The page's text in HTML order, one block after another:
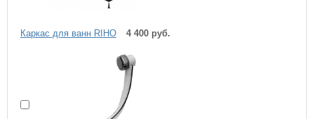
Каркас для ванн RIHO 4 400 руб.